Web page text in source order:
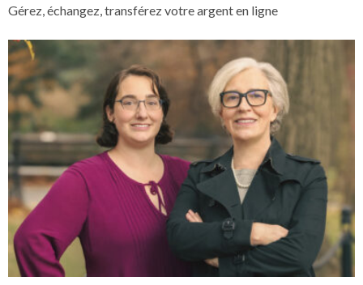
Gérez, échangez, transférez votre argent en ligne